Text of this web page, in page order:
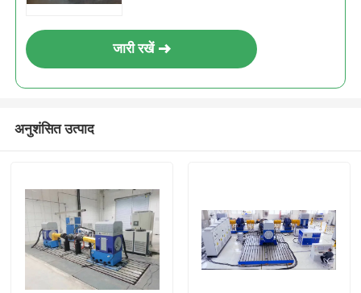
जारी रखें
अनुशंसित उत्पाद